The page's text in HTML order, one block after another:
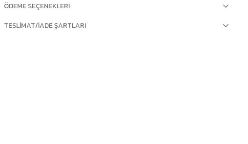
ÖDEME SEÇENEKLERI
TESLIMAT/İADE ŞARTLARI